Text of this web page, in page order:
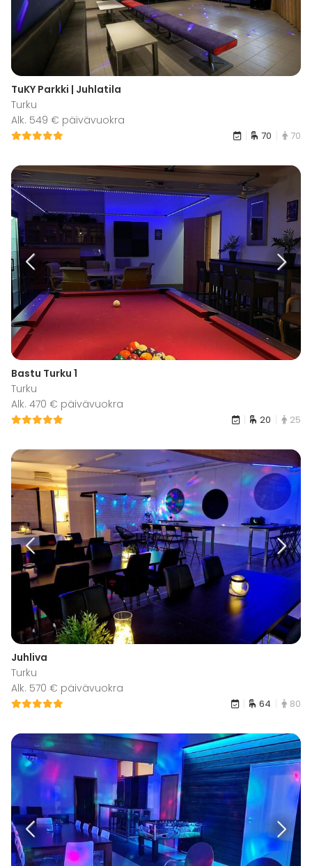
TuKY Parkki | Juhlatila
Turku
Alk. 549 € päivävuokra
70 70
Bastu Turku 1
Turku
Alk. 470 € päivävuokra
20 25
Juhliva
Turku
Alk. 570 € päivävuokra
64 80